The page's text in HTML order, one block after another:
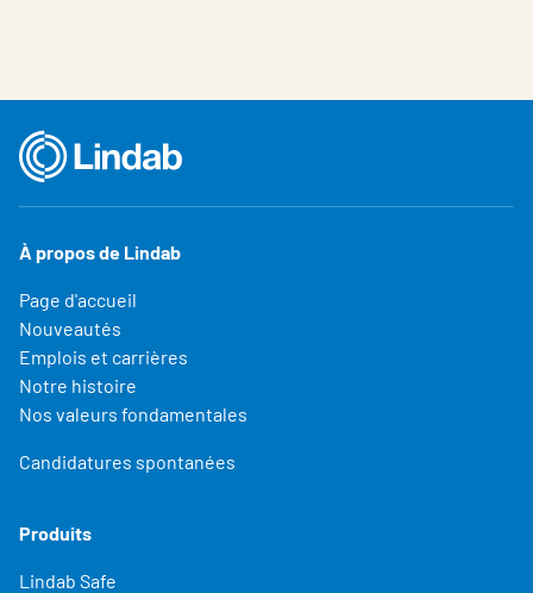
À propos de Lindab
Page d'accueil
Nouveautés
Emplois et carrières
Notre histoire
Nos valeurs fondamentales
Candidatures spontanées
Produits
Lindab Safe